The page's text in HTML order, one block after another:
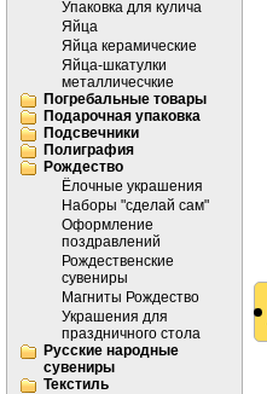
Упаковка для кулича
Яйца
Яйца керамические
Яйца-шкатулки
металличесчкие
Погребальные товары
Подарочная упаковка
Подсвечники
Полиграфия
Рождество
Ёлочные украшения
Наборы "сделай сам"
Оформление
поздравлений
Рождественские
сувениры
Магниты Рождество
Украшения для
праздничного стола
Русские народные
сувениры
Текстиль